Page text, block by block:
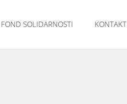
FOND SOLIDARNOSTI KONTAKT